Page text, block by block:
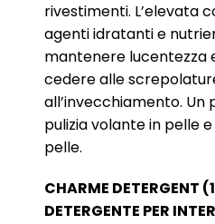
rivestimenti. L’elevata
agenti idratanti e
mantenere lucentezza
cedere alle
all’invecchiamento.
pulizia volante in pelle
pelle.
CHARME DETERGENT
DETERGENTE PER